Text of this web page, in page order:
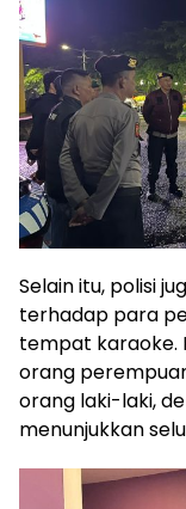
Selain itu, polisi
terhadap para
tempat karaoke.
orang
orang laki-laki,
menunjukkan